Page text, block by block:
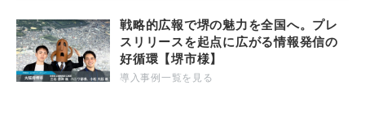
戦略的広報で堺の魅力を全国へ。プレ
スリリースを起点に広がる情報発信の
好循環【堺市様】
導入事例一覧を見る